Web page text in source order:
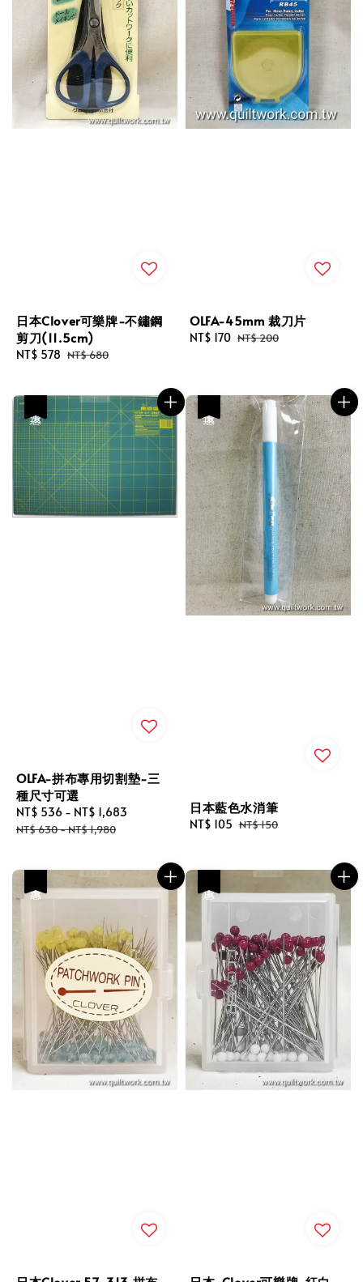
日本Clover可樂牌-不鏽鋼
剪刀(11.5cm)
Sale
NT$ 578 Regular
NT$ 680
OLFA-45mm 裁刀片
Sale
NT$ 170 Regular
NT$ 200
OLFA-拼布專用切割墊-三
種尺寸可選
Sale
price
NT$ 536 - NT$ 1,683
NT$ 630-NT$ 1,980
日本藍色水消筆
Sale
NT$ 105 Regular
NT$ 150